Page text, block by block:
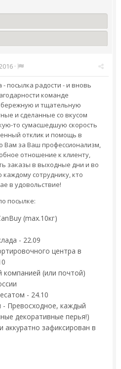
·
посылка радости - и вновь
команде
бережную и тщательную
и сделанные со вкусом
то сумасшедшую скорость
отклик и помощь в
Вам за Ваш профессионализм,
отношение к клиенту,
заказы в выходные дни и во
сотруднику, кто
в удовольствие!
посылке:
(max.10кг)
- 22.09
центра в
компанией (или почтой)
- 24.10
- Превосходное, каждый
декоративные перья!)
аккуратно зафиксирован в